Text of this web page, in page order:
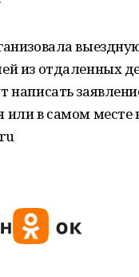
из отдаленных
в самом месте